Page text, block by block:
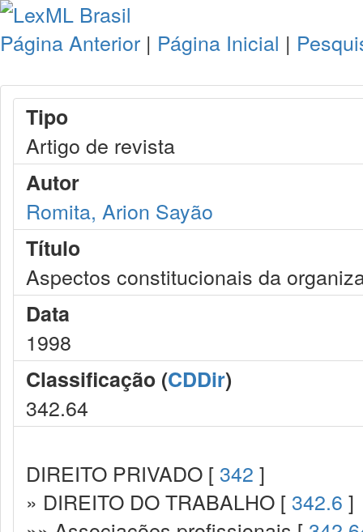
Página Anterior | Página Inicial |
Tipo
Artigo de revista
Autor
Romita, Arion Sayão
Título
Aspectos constitucionais da
Data
1998
Classificação (CDDir)
342.64
DIREITO PRIVADO [ 342 ]
» DIREITO DO TRABALHO [ 342.6 ]